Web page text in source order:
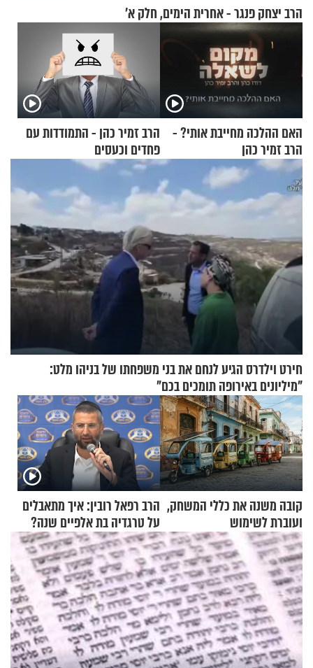
הרב יצחק פנגר - אחרית הימים, חלק א’
האם ההלכה מחייבת אותי? -
הרב זמיר כהן
הרב זמיר כהן - התמודדות עם
פחדים וכעסים
חירט וילדרס הגיע לנחם את בני משפחתו של בניהו מלט:
"מיליונים באירופה תומכים בכם"
קובה משנה את כללי המשחק,
ועוברת לשימוש
בתלת־אופנועים סולאריים
הרב רפאל רובין: איך מתאבלים
על טרגדיה בת אלפיים שנה?